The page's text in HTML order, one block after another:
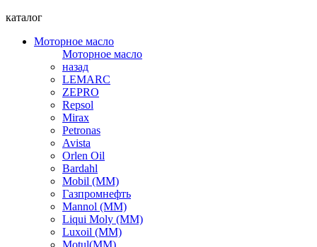
каталог
Моторное масло
Моторное масло
назад
LEMARC
ZEPRO
Repsol
Mirax
Petronas
Avista
Orlen Oil
Bardahl
Mobil (ММ)
Газпромнефть
Mannol (ММ)
Liqui Moly (ММ)
Luxoil (ММ)
Motul(ММ)